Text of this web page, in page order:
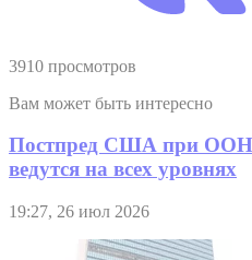
3910 просмотров
Вам может быть интересно
Постпред США при
ведутся на всех уровнях
19:27, 26 июл 2026